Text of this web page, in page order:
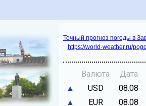
Точный прогноз погоды в
https://world-weather.ru/
Валюта Дата
▲
USD 08.08
▲
EUR 08.08